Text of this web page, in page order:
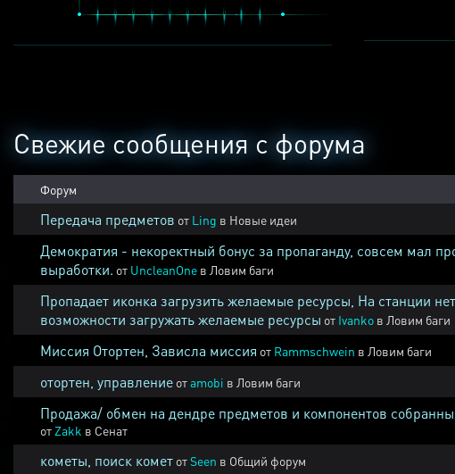
Свежие сообщения с форума
Форум
Передача предметов от Ling в Новые идеи
Демократия - некоректный бонус за пропаганду, совсем мал
выработки. от UncleanOne в Ловим баги
Пропадает иконка загрузить желаемые ресурсы, На станции нет
возможности загружать желаемые ресурсы от Ivanko в Ловим баги
Миссия Отортен, Зависла миссия от Rammschwein в Ловим баги
отортен, управление отamobi в Ловим баги
Продажа/ обмен на дендре предметов и компонентов
от Zakk в Сенат
кометы, поиск комет отSeen в Общий форум